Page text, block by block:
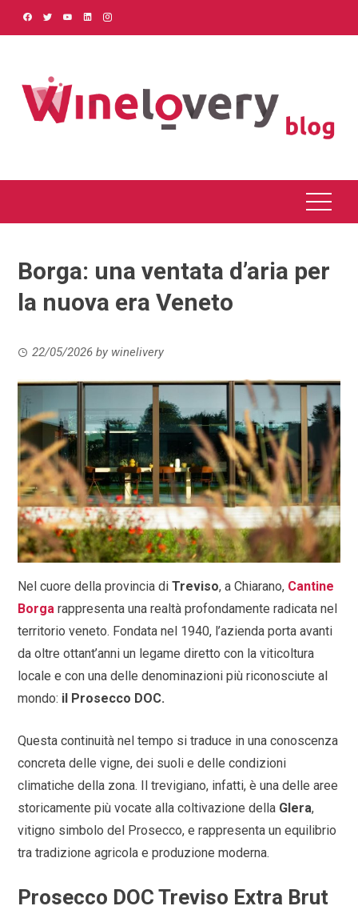
Borga: una ventata d’aria per
la nuova era Veneto
22/05/2026 by winelivery
Nel cuore della provincia diTreviso, a Chiarano, Cantine
Borgarappresenta una realtà profondamente radicata nel
territorio veneto. Fondata nel 1940, l’azienda porta avanti
da oltre ottant’anni un legame diretto con la viticoltura
locale e con una delle denominazioni più riconosciute al
mondo: il Prosecco DOC.
Questa continuità nel tempo si traduce in una conoscenza
concreta delle vigne, dei suoli e delle condizioni
climatiche della zona. Il trevigiano, infatti, è una delle aree
storicamente più vocate alla coltivazione della Glera,
vitigno simbolo del Prosecco, e rappresenta un equilibrio
tra tradizione agricola e produzione moderna.
Prosecco DOC Treviso Extra Brut